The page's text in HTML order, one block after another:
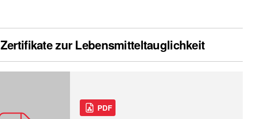
Zertifikate zur Lebensmitteltauglichkeit
PDF